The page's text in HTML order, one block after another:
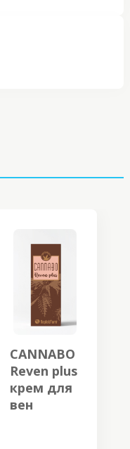
CANNABO
Reven plus
крем для
вен